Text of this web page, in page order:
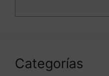
Categorías